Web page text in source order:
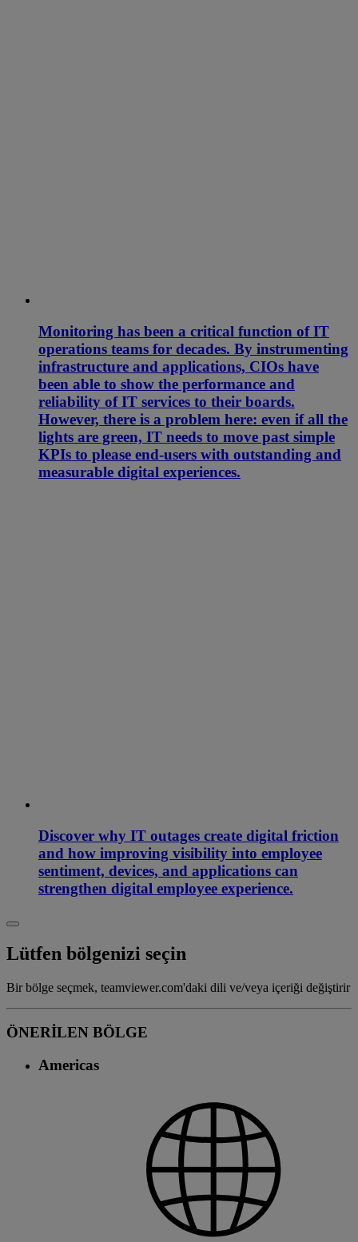
Monitoring has been a critical function of IT
operations teams for decades. By instrumenting
infrastructure and applications, CIOs have
been able to show the performance and
reliability of IT services to their boards.
However, there is a problem here: even if all the
lights are green, IT needs to move past simple
KPIs to please end-users with outstanding and
measurable digital experiences.
Discover why IT outages create digital friction
and how improving visibility into employee
sentiment, devices, and applications can
strengthen digital employee experience.
Lütfen bölgenizi seçin
Bir bölge seçmek, teamviewer.com'daki dili ve/veya içeriği değiştirir
ÖNERİLEN BÖLGE
Americas